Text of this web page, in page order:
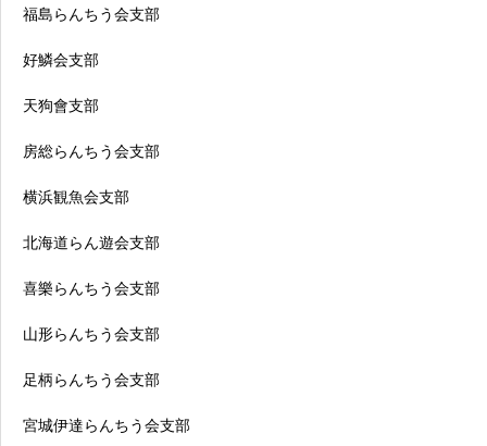
福島らんちう会支部
好鱗会支部
天狗會支部
房総らんちう会支部
横浜観魚会支部
北海道らん遊会支部
喜樂らんちう会支部
山形らんちう会支部
足柄らんちう会支部
宮城伊達らんちう会支部